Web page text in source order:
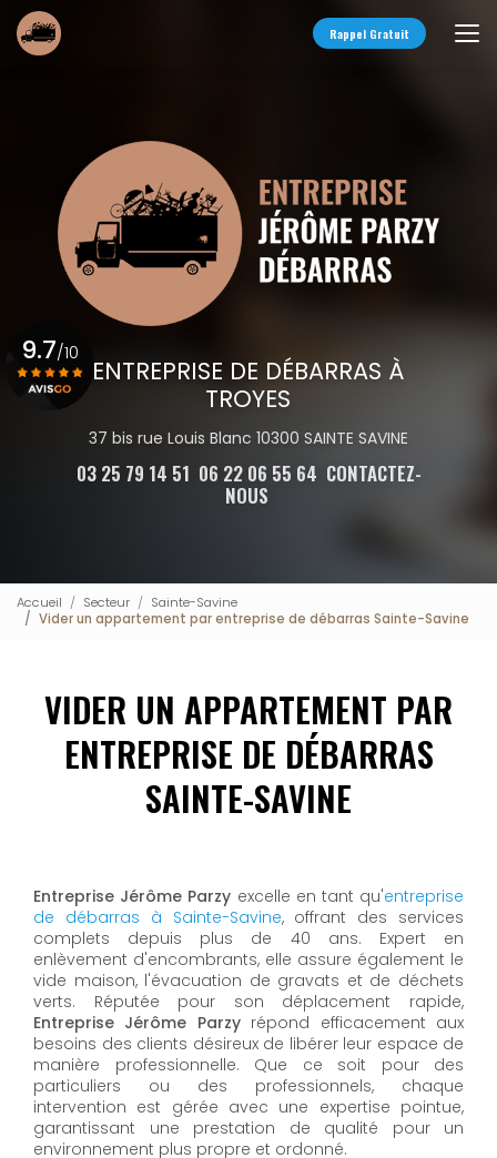
Aller
au
contenu
Rappel Gratuit
ENTREPRISE DE DÉBARRAS À
TROYES
37 bis rue Louis Blanc 10300 SAINTE SAVINE
03 25 79 14 51 06 22 06 55 64 CONTACTEZ-
NOUS
9.7/10
Accueil Secteur
Sainte-Savine
Vider un appartement par entreprise de débarras Sainte-Savine
VIDER UN APPARTEMENT PAR
ENTREPRISE DE DÉBARRAS
SAINTE-SAVINE
Entreprise Jérôme Parzy excelle en tant qu'entreprise
de débarras à Sainte-Savine, offrant des services
complets depuis plus de 40 ans. Expert en
enlèvement d'encombrants, elle assure également le
vide maison, l'évacuation de gravats et de déchets
verts. Réputée pour son déplacement rapide,
Entreprise Jérôme Parzyrépond efficacement aux
besoins des clients désireux de libérer leur espace de
manière professionnelle. Que ce soit pour des
particuliers ou des professionnels, chaque
intervention est gérée avec une expertise pointue,
garantissant une prestation de qualité pour un
environnement plus propre et ordonné.